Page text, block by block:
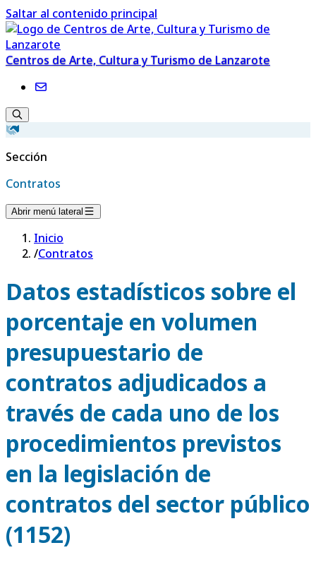
Saltar al contenido principal
Centros de Arte, Cultura y Turismo de Lanzarote
Sección
Contratos
Abrir menú lateral
Inicio
/Contratos
Datos estadísticos sobre el
porcentaje en volumen
presupuestario de
contratos adjudicados a
través de cada uno de los
procedimientos previstos
en la legislación de
contratos del sector público
(1152)